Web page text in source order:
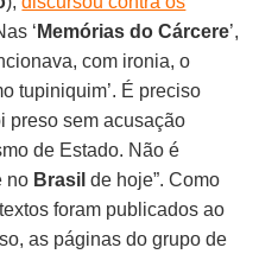
‘ Memórias do Cárcere’,
com ironia, o
tupiniquim’. É preciso
preso sem acusação
de Estado. Não é
no Brasil de hoje”. Como
foram publicados ao
as páginas do grupo de